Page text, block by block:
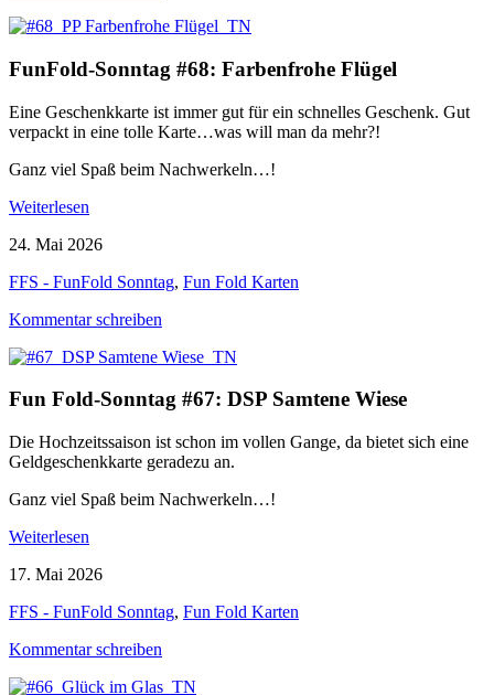
FunFold-Sonntag #68: Farbenfrohe Flügel
Eine Geschenkkarte ist immer gut für ein schnelles Geschenk. Gut
verpackt in eine tolle Karte…was will man da mehr?!
Ganz viel Spaß beim Nachwerkeln…!
Weiterlesen
24. Mai 2026
FFS - FunFold Sonntag, Fun Fold Karten
Kommentar schreiben
Fun Fold-Sonntag #67: DSP Samtene Wiese
Die Hochzeitssaison ist schon im vollen Gange, da bietet sich eine
Geldgeschenkkarte geradezu an.
Ganz viel Spaß beim Nachwerkeln…!
Weiterlesen
17. Mai 2026
FFS - FunFold Sonntag, Fun Fold Karten
Kommentar schreiben